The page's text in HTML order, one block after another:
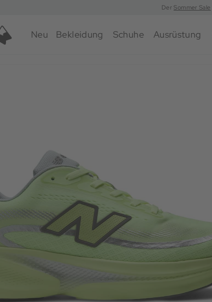
DerSommer Sale
Neu Bekleidung Schuhe Ausrüstung